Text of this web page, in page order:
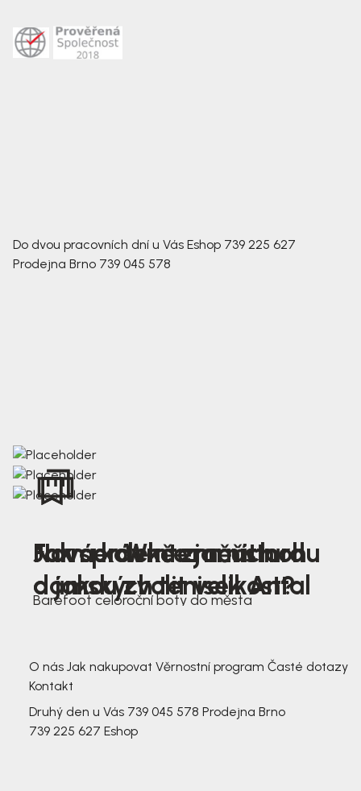
Do dvou pracovních dní u Vás Eshop 739 225 627
Prodejna Brno 739 045 578
Nová kolekce jarních
dámských tenisek Antal
Jak správně změřit nohu
a jakou zvolit velikost?
Farmer Winter mustard
Barefoot celoroční boty do města
O nás Jak nakupovat Věrnostní program Časté dotazy
Kontakt
Druhý den u Vás 739 045 578 Prodejna Brno
739 225 627 Eshop